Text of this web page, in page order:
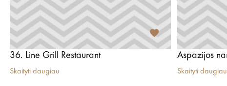
36. Line Grill Restaurant
Skaityti daugiau
Aspazijos
Skaityti daugiau